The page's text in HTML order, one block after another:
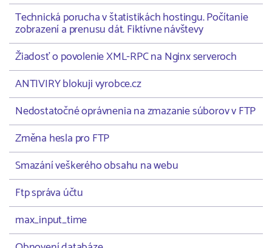
Technická porucha v štatistikách hostingu. Počítanie
zobrazení a prenusu dát. Fiktívne návštevy
Žiadosť o povolenie XML-RPC na Nginx serveroch
ANTIVIRY blokuji vyrobce.cz
Nedostatočné oprávnenia na zmazanie súborov v FTP
Změna hesla pro FTP
Smazání veškerého obsahu na webu
Ftp správa účtu
max_input_time